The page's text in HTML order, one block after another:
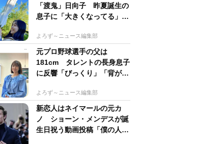
「渡鬼」日向子 昨夏誕生の
息子に「大きくなってる」愛
よろず～ニュース編集部
元プロ野球選手の父は
181cm タレントの長身息子
に反響「びっくり」「背が高
よろず～ニュース編集部
新恋人はネイマールの元カ
ノ ショーン・メンデスが誕
生日祝う動画投稿「僕の人生